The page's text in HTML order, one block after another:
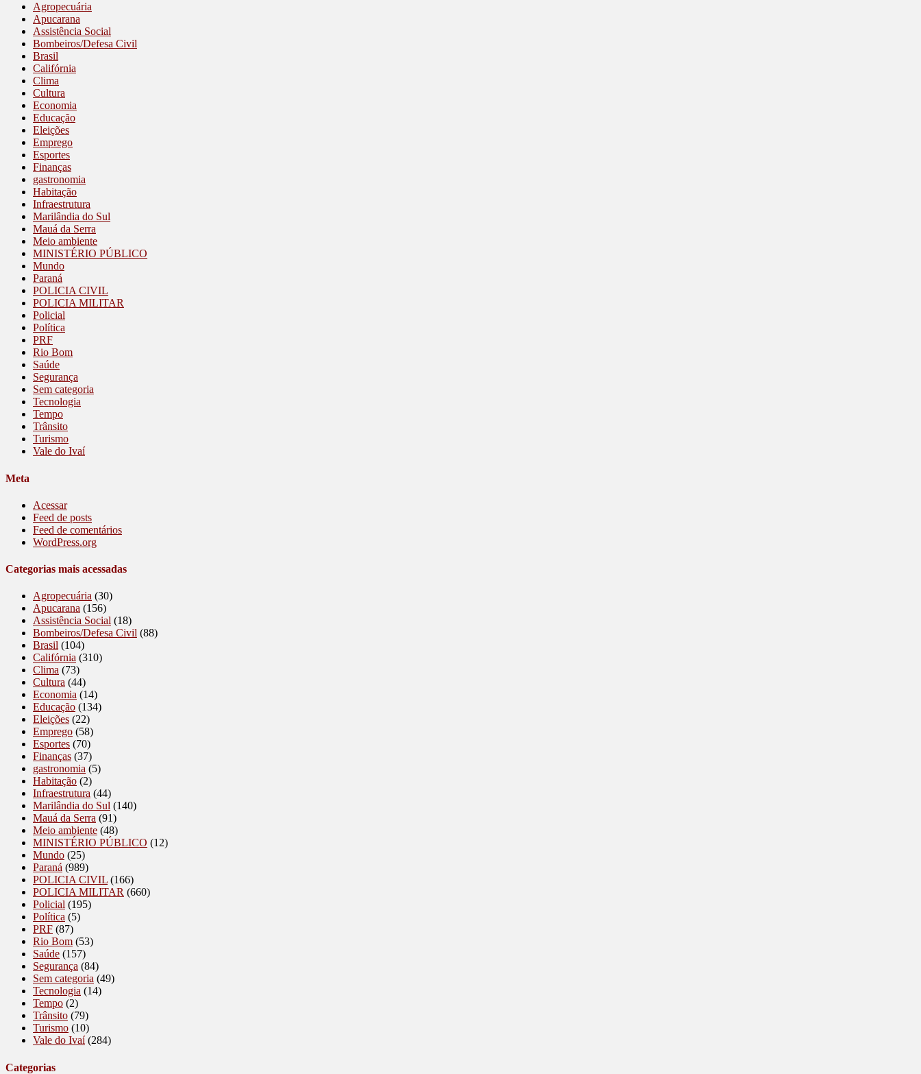
Agropecuária
Apucarana
Assistência Social
Bombeiros/Defesa Civil
Brasil
Califórnia
Clima
Cultura
Economia
Educação
Eleições
Emprego
Esportes
Finanças
gastronomia
Habitação
Infraestrutura
Marilândia do Sul
Mauá da Serra
Meio ambiente
MINISTÉRIO PÚBLICO
Mundo
Paraná
POLICIA CIVIL
POLICIA MILITAR
Policial
Política
PRF
Rio Bom
Saúde
Segurança
Sem categoria
Tecnologia
Tempo
Trânsito
Turismo
Vale do Ivaí
Meta
Acessar
Feed de posts
Feed de comentários
WordPress.org
Categorias mais acessadas
Agropecuária (30)
Apucarana (156)
Assistência Social (18)
Bombeiros/Defesa Civil (88)
Brasil (104)
Califórnia (310)
Clima (73)
Cultura (44)
Economia (14)
Educação (134)
Eleições (22)
Emprego (58)
Esportes (70)
Finanças (37)
gastronomia (5)
Habitação (2)
Infraestrutura (44)
Marilândia do Sul (140)
Mauá da Serra (91)
Meio ambiente (48)
MINISTÉRIO PÚBLICO (12)
Mundo (25)
Paraná (989)
POLICIA CIVIL (166)
POLICIA MILITAR (660)
Policial (195)
Política (5)
PRF (87)
Rio Bom (53)
Saúde (157)
Segurança (84)
Sem categoria (49)
Tecnologia (14)
Tempo (2)
Trânsito (79)
Turismo (10)
Vale do Ivaí(284)
Categorias